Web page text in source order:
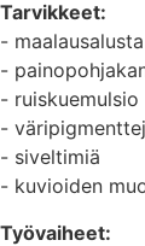
Tarvikkeet:
-
-
- ruiskuemulsio
-
- siveltimiä
- kuvioiden
Työvaiheet: